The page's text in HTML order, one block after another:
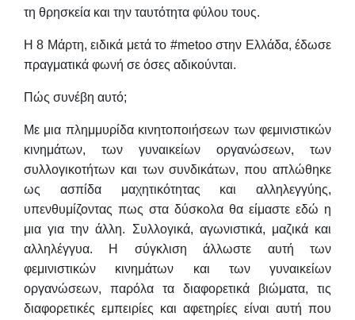
τη θρησκεία και την ταυτότητα φύλου τους.
Η 8 Μάρτη, ειδικά μετά το #metoo στην Ελλάδα, έδωσε
πραγματικά φωνή σε όσες αδικούνται.
Πώς συνέβη αυτό;
Με μια πλημμυρίδα κινητοποιήσεων των φεμινιστικών
κινημάτων, των γυναικείων οργανώσεων, των
συλλογικοτήτων και των συνδικάτων, που απλώθηκε
ως ασπίδα μαχητικότητας και αλληλεγγύης,
υπενθυμίζοντας πως στα δύσκολα θα είμαστε εδώ η
μια για την άλλη. Συλλογικά, αγωνιστικά, μαζικά και
αλληλέγγυα. Η σύγκλιση άλλωστε αυτή των
φεμινιστικών κινημάτων και των γυναικείων
οργανώσεων, παρόλα τα διαφορετικά βιώματα, τις
διαφορετικές εμπειρίες και αφετηρίες είναι αυτή που